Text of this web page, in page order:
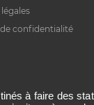
confidentialité
à faire des